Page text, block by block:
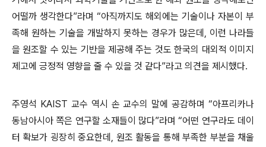
어떨까 생각한다”라며 “아직까지도 해외에는 기술이나 자본이 부
족해 원하는 기술을 개발하지 못하는 경우가 많은데, 이런 나라들
을 원조할 수 있는 기반을 제공해 주는 것도 한국의 대외적 이미지
제고에 긍정적 영향을 줄 수 있을 것 같다”라고 의견을 제시했다.
주영석 KAIST 교수 역시 손 교수의 말에 공감하며 “아프리카나
동남아시아 쪽은 연구할 소재들이 많다”라며 “어떤 연구라도 데이
터 확보가 굉장히 중요한데, 원조 활동을 통해 부족한 부분을 채울